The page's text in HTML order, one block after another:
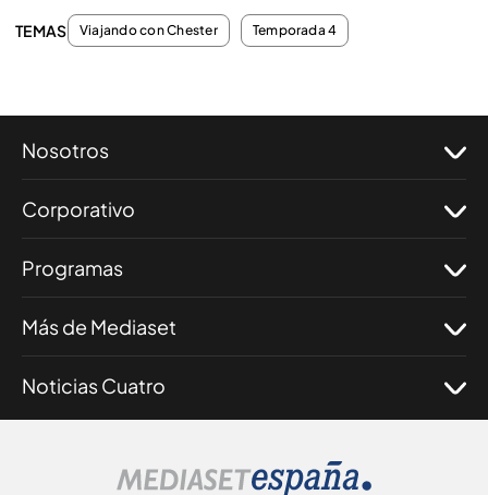
TEMAS Viajando con Chester Temporada 4
Nosotros
Corporativo
Programas
Más de Mediaset
Noticias Cuatro